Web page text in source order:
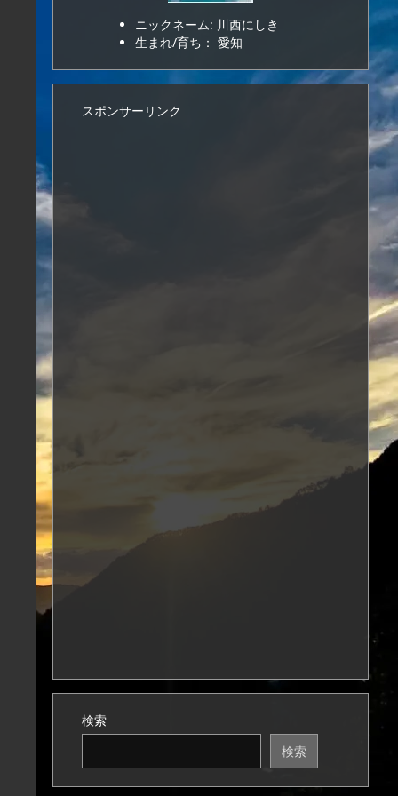
ニックネーム: 川西にしき
生まれ/育ち： 愛知
スポンサーリンク
検索
検索